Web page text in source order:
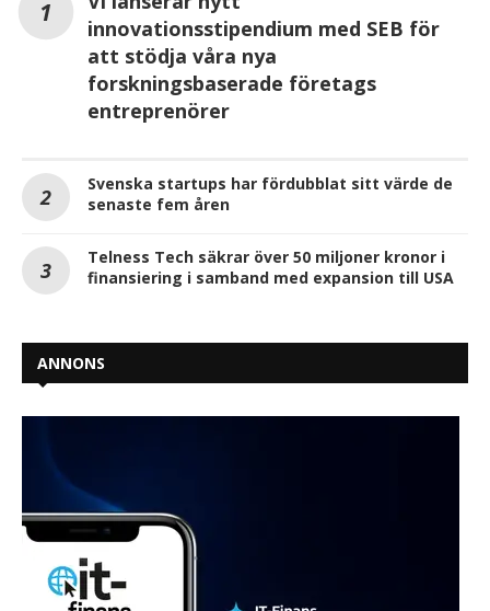
innovationsstipendium med SEB för
att stödja våra nya
forskningsbaserade företags
entreprenörer
Svenska startups har fördubblat sitt värde de
senaste fem åren
Telness Tech säkrar över 50 miljoner kronor i
finansiering i samband med expansion till USA
ANNONS